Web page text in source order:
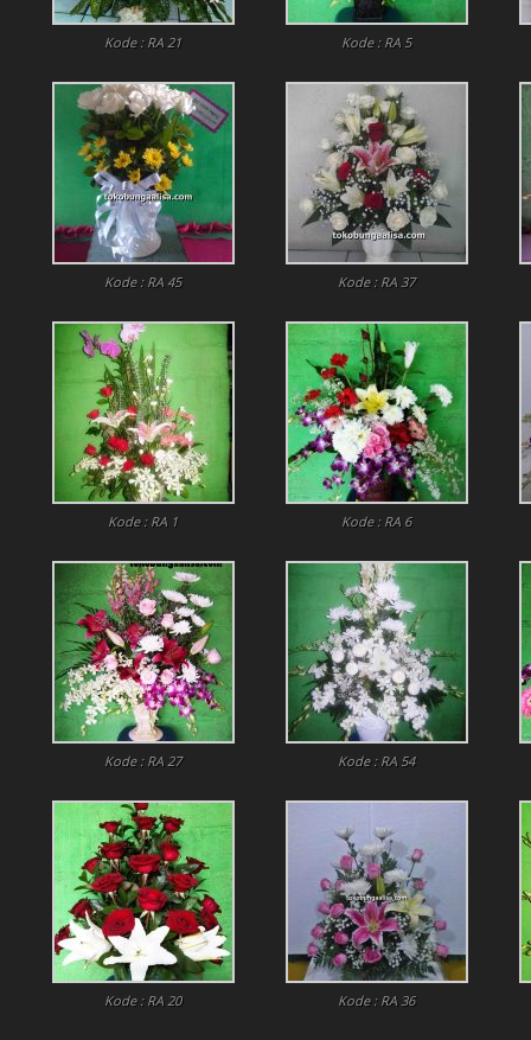
Kode : RA 21 Kode : RA 5
Kode : RA 45 Kode : RA 37
Kode : RA 1 Kode : RA 6
Kode : RA 27 Kode : RA 54
Kode : RA 20 Kode : RA 36